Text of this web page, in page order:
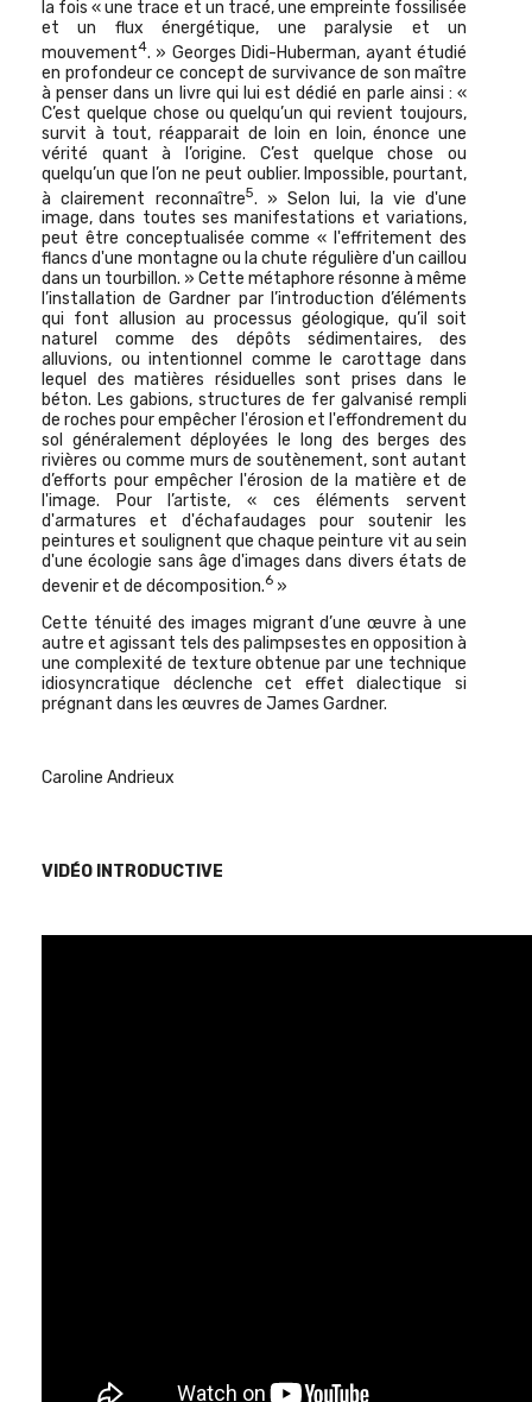
la fois « une trace et un tracé, une empreinte fossilisée
et un flux énergétique, une paralysie et un
mouvement4. » Georges Didi-Huberman, ayant étudié
en profondeur ce concept de survivance de son maître
à penser dans un livre qui lui est dédié en parle ainsi : «
C’est quelque chose ou quelqu’un qui revient toujours,
survit à tout, réapparait de loin en loin, énonce une
vérité quant à l’origine. C’est quelque chose ou
quelqu’un que l’on ne peut oublier. Impossible, pourtant,
à clairement reconnaître5. » Selon lui, la vie d'une
image, dans toutes ses manifestations et variations,
peut être conceptualisée comme « l'effritement des
flancs d'une montagne ou la chute régulière d'un caillou
dans un tourbillon. » Cette métaphore résonne à même
l’installation de Gardner par l’introduction d’éléments
qui font allusion au processus géologique, qu’il soit
naturel comme des dépôts sédimentaires, des
alluvions, ou intentionnel comme le carottage dans
lequel des matières résiduelles sont prises dans le
béton. Les gabions, structures de fer galvanisé rempli
de roches pour empêcher l'érosion et l'effondrement du
sol généralement déployées le long des berges des
rivières ou comme murs de soutènement, sont autant
d’efforts pour empêcher l'érosion de la matière et de
l'image. Pour l’artiste, « ces éléments servent
d'armatures et d'échafaudages pour soutenir les
peintures et soulignent que chaque peinture vit au sein
d'une écologie sans âge d'images dans divers états de
devenir et de décomposition.6 »
Cette ténuité des images migrant d’une œuvre à une
autre et agissant tels des palimpsestes en opposition à
une complexité de texture obtenue par une technique
idiosyncratique déclenche cet effet dialectique si
prégnant dans les œuvres de James Gardner.
Caroline Andrieux
VIDÉO INTRODUCTIVE